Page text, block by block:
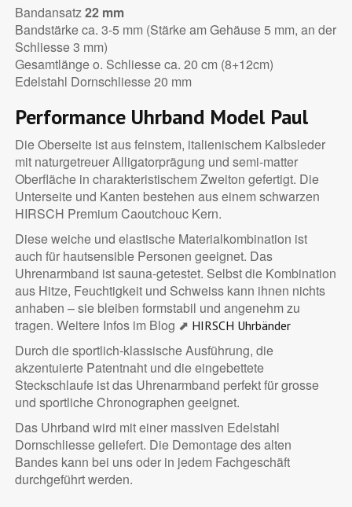
Bandansatz22 mm
Bandstärke ca. 3-5 mm (Stärke am Gehäuse 5 mm, an der
Schliesse 3 mm)
Gesamtlänge o. Schliesse ca. 20 cm (8+12cm)
Edelstahl Dornschliesse 20 mm
Performance Uhrband Model Paul
Die Oberseite ist aus feinstem, italienischem Kalbsleder
mit naturgetreuer Alligatorprägung und semi-matter
Oberfläche in charakteristischem Zweiton gefertigt. Die
Unterseite und Kanten bestehen aus einem schwarzen
HIRSCH Premium Caoutchouc Kern.
Diese weiche und elastische Materialkombination ist
auch für hautsensible Personen geeignet. Das
Uhrenarmband ist sauna-getestet. Selbst die Kombination
aus Hitze, Feuchtigkeit und Schweiss kann ihnen nichts
anhaben – sie bleiben formstabil und angenehm zu
tragen. Weitere Infos im Blog ⬈ HIRSCH Uhrbänder
Durch die sportlich-klassische Ausführung, die
akzentuierte Patentnaht und die eingebettete
Steckschlaufe ist das Uhrenarmband perfekt für grosse
und sportliche Chronographen geeignet.
Das Uhrband wird mit einer massiven Edelstahl
Dornschliesse geliefert. Die Demontage des alten
Bandes kann bei uns oder in jedem Fachgeschäft
durchgeführt werden.